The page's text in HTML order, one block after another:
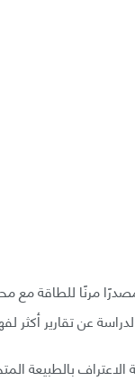
مرنًا للطاقة مع
عن تقارير أكثر
بالطبيعة